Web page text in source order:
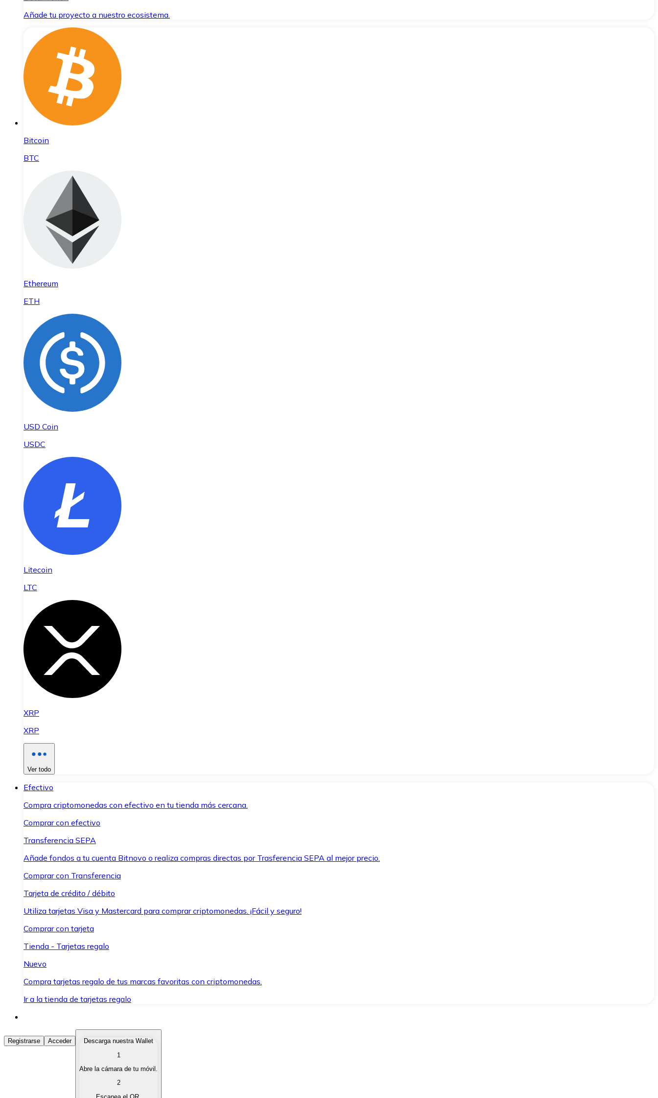
Añade tu proyecto a nuestro ecosistema.
Bitcoin
BTC
Ethereum
ETH
USD Coin
USDC
Litecoin
LTC
XRP
XRP
Ver todo
Efectivo
Compra criptomonedas con efectivo en tu tienda más cercana.
Comprar con efectivo
Transferencia SEPA
Añade fondos a tu cuenta Bitnovo o realiza compras directas por Trasferencia SEPA al mejor precio.
Comprar con Transferencia
Tarjeta de crédito / débito
Utiliza tarjetas Visa y Mastercard para comprar criptomonedas. ¡Fácil y seguro!
Comprar con tarjeta
Tienda - Tarjetas regalo
Nuevo
Compra tarjetas regalo de tus marcas favoritas con criptomonedas.
Ir a la tienda de tarjetas regalo
Comprar Criptomonedas
Compra criptomonedas con diferentes métodos de pago.
Vende tus criptomonedas de forma rápida y segura.
Registrarse Acceder
Descarga nuestra Wallet
1
Abre la cámara de tu móvil.
2